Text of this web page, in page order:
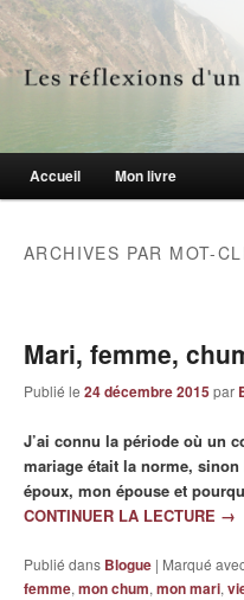
Les réflexions
Le blogue des aînés de 65 ans et +
Menu principal
Aller au contenu principal
Aller au contenu secondaire
Accueil Mon livre
ARCHIVES PAR MOT-
Mari, femme,
Publié le 24 décembre 2015par
J’ai connu la période où un
mariage était la norme,
époux, mon épouse et
CONTINUER LA LECTURE →
Publié dans Blogue | Marqué
femme, mon chum, mon mari,